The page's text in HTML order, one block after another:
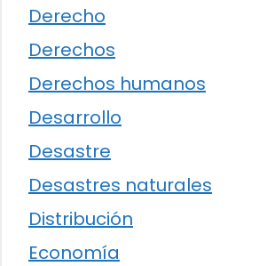
Derecho
Derechos
Derechos humanos
Desarrollo
Desastre
Desastres naturales
Distribución
Economía